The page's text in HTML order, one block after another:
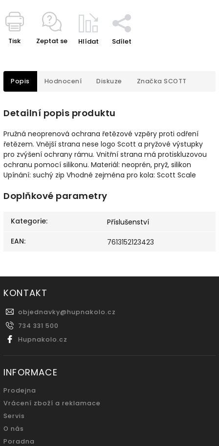
Tisk Zeptat se Hlídat Sdílet
Popis Hodnocení Diskuze Značka SCOTT
Detailní popis produktu
Pružná neoprenová ochrana řetězové vzpěry proti odření
řetězem. Vnější strana nese logo Scott a pryžové výstupky
pro zvýšení ochrany rámu. Vnitřní strana má protiskluzovou
ochranu pomocí silikonu. Materiál: neoprén, pryž, silikon
Upínání: suchý zip Vhodné zejména pro kola: Scott Scale
Doplňkové parametry
Kategorie:
Příslušenství
EAN: 7613152123423
KONTAKT
objednavky@hupnakolo.cz
734 331 500
Hupnakolo.cz
INFORMACE
Prodejna
Vrácení zboží a reklamace
Servis
O nás
Poradna